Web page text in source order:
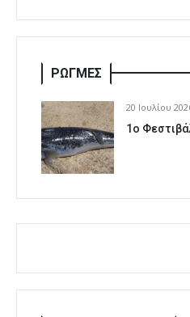
ΡΩΓΜΕΣ
20 Ιουλίου
1o